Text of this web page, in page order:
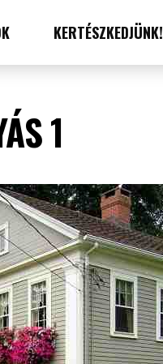
KERTÉSZKEDJÜNK!
1